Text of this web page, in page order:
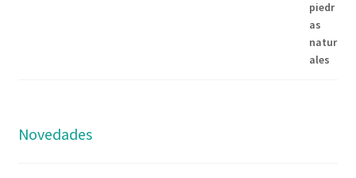
Novedades